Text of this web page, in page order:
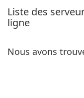
Liste des
ligne
Nous avons